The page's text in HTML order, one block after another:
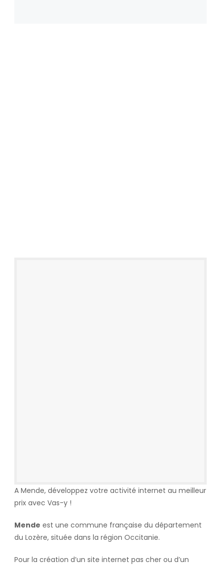
A Mende, développez votre activité internet au meilleur
prix avec Vas-y !
Mende est une commune française du département
du Lozère, située dans la région Occitanie.
Pour la création d’un site internet pas cher ou d’un